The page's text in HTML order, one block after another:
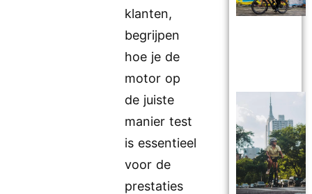
klanten,
begrijpen
hoe je de
motor op
de juiste
manier test
is essentieel
voor de
prestaties